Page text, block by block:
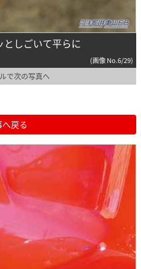
としごいて平らに
(画像 No.6/29)
で次の写真へ
戻る